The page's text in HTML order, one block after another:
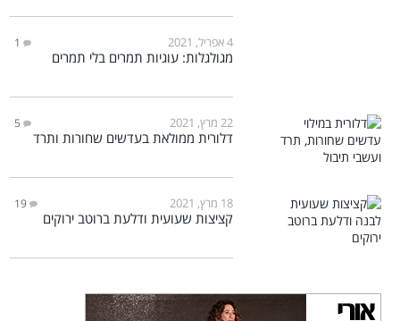
4 אפריל, 2021 1
מגולגלות: עוגיות תמרים בלי תמרים
22 מרץ, 2021 5
דלורית ממולאת בעדשים שחורות ותרד
18 מרץ, 2021 19
קציצות שעועית ודלעת ברוטב ירוקים